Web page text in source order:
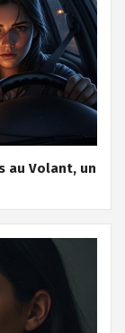
au Volant, un